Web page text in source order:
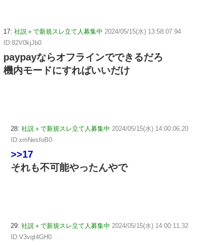
17: 社説＋で新規スレ立て人募集中 2024/05/15(水) 13:58:07.94
ID:82V0kjJb0
paypayならオフラインでできるだろ
機内モードにすればいいだけ
28: 社説＋で新規スレ立て人募集中 2024/05/15(水) 14:00:06.20
ID:xmNesfoB0
>>17
それも不可能やったんやで
29: 社説＋で新規スレ立て人募集中 2024/05/15(水) 14:00:11.32
ID:V3vqt4GH0